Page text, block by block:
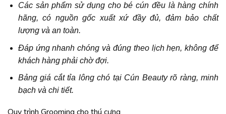
Các sản phẩm sử dụng cho bé cún đều là hàng chính
hãng, có nguồn gốc xuất xứ đầy đủ, đảm bảo chất
lượng và an toàn.
Đáp ứng nhanh chóng và đúng theo lịch hẹn, không để
khách hàng phải chờ đợi.
Bảng giá cắt tỉa lông chó tại Cún Beauty rõ ràng, minh
bạch và chi tiết.